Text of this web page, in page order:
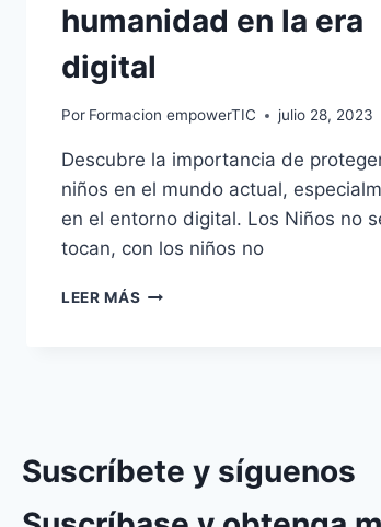
humanidad en la era
digital
Por Formacion empowerTIC julio 28, 2023
Descubre la importancia de
niños en el mundo actual,
en el entorno digital. Los Niños no
tocan, con los niños no
LEER MÁS
Suscríbete y síguenos